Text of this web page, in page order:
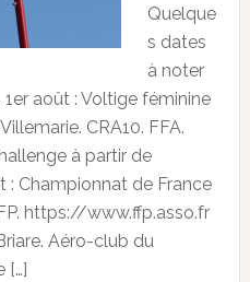
Quelque
s dates
à noter
août : Voltige féminine
CRA10. FFA.
à partir de
: Championnat de France
https://www.ffp.asso.fr
Aéro-club du
[…]